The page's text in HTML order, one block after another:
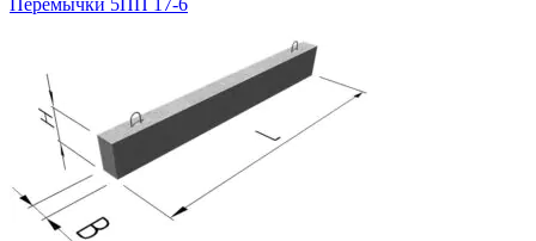
Перемычки 5ПП 17-6